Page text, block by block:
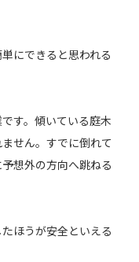
にできると思われる
す。傾いている庭木
せん。すでに倒れて
想外の方向へ跳ねる
ほうが安全といえる